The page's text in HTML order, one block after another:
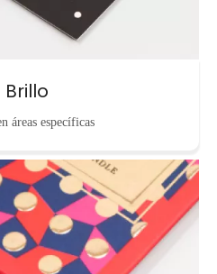
áreas específicas